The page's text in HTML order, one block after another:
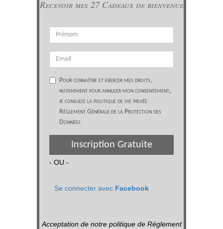
Recevoir mes 27 Cadeaux de bienvenue
Pour connaître et exercer mes droits,
notamment pour annuler mon consentement,
je consulte la politique de vie privée
Réglement Générale de la Protection des
Données
Inscription Gratuite
- OU -
Se connecter avec Facebook
Acceptation de notre politique de Réglement